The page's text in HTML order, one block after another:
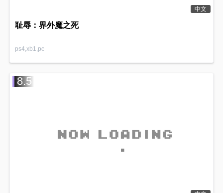
中文
耻辱：界外魔之死
ps4,xb1,pc
8.5